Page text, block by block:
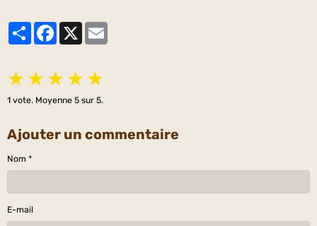
PartagerFacebook
X
★ ★ ★ ★ ★
1 vote. Moyenne 5 sur 5.
Ajouter un commentaire
Nom
E-mail